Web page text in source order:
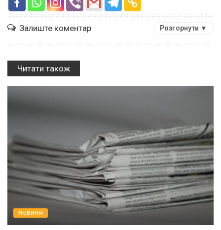
Залиште коментар Розгорнути ▼
Читати також
НОВИНИ